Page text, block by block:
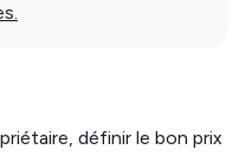
définir le bon prix